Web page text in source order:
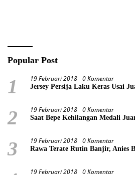
Popular Post
1 19 Februari 2018 0 Komentar
Jersey Persija Laku Keras Usai
2 19 Februari 2018 0 Komentar
Saat Bepe Kehilangan Medali
3 19 Februari 2018 0 Komentar
Rawa Terate Rutin Banjir, Anies
19 Februari 2018 0 Komentar